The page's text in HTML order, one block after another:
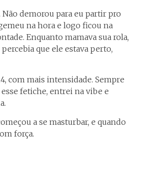
demorou para eu partir pro
na hora e logo ficou na
Enquanto mamava sua rola,
que ele estava perto,
com mais intensidade. Sempre
fetiche, entrei na vibe e
a se masturbar, e quando
força.